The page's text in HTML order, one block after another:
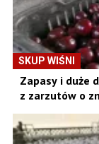
SKUP WIŚNI
Zapasy i duże
z zarzutów o